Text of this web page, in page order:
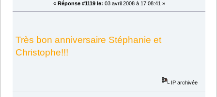
« Réponse #1119 le: 03 avril 2008 à 17:08:41 »
Très bon anniversaire Stéphanie et
Christophe!!!
IP archivée